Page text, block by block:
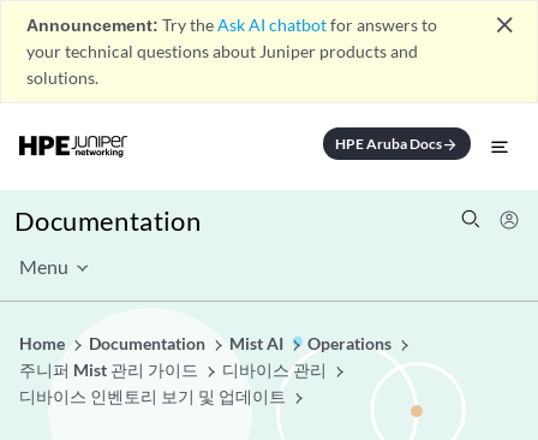
Announcement: Try theAsk AI chatbotfor answers to
your technical questions about Juniper products and
solutions.
close
HPE Aruba Docsarrow_forward
Documentation
Menu
Home Documentation Mist AI
Operations
주니퍼 Mist 관리 가이드
디바이스 관리
디바이스 인벤토리 보기 및 업데이트